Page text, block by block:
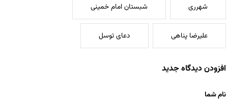
شهرری شبستان امام خمینی
علیرضا پناهی دعای توسل
افزودن دیدگاه جدید
نام شما